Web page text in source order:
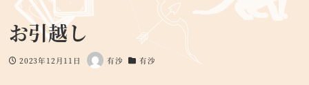
お引越し
投稿日
2023年12月11日
著
有沙
カテゴリー
有沙